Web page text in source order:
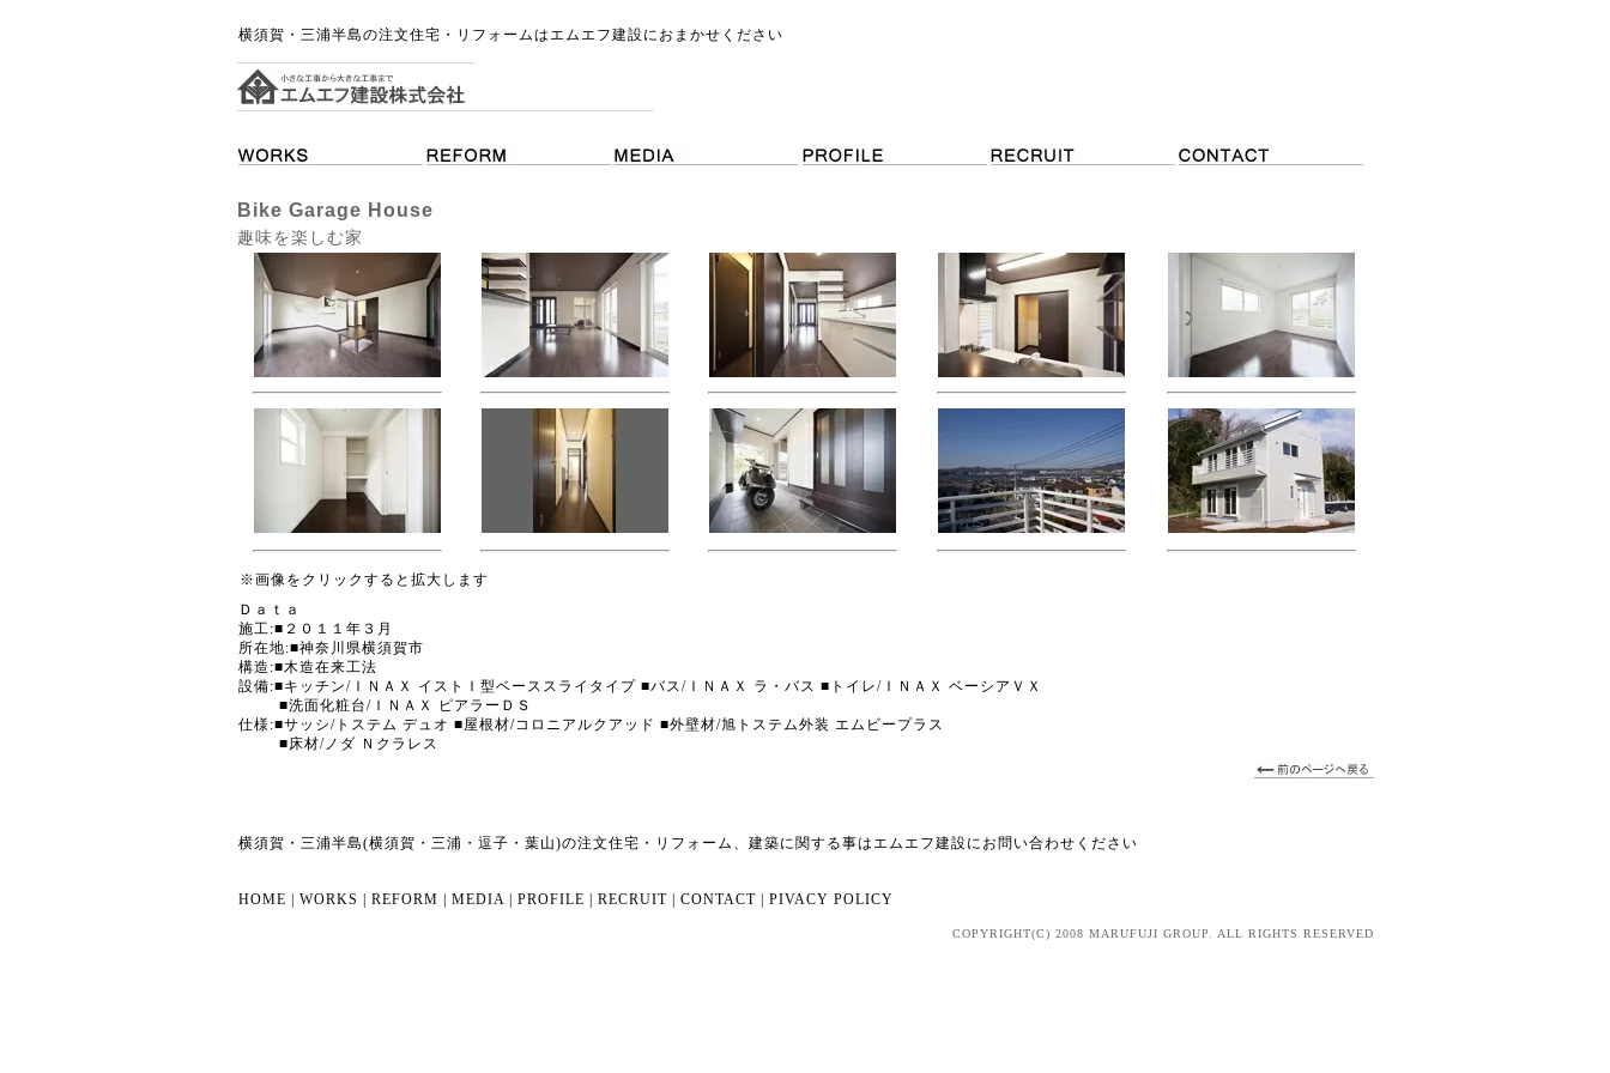
横須賀・三浦半島の注文住宅・リフォームはエムエフ建設におまかせください
Bike Garage House
趣味を楽しむ家
※画像をクリックすると拡大します
Ｄａｔａ
施工:■２０１１年３月
所在地:■神奈川県横須賀市
構造:■木造在来工法
設備:■キッチン/ＩＮＡＸ イストＩ型ベーススライタイプ ■バス/ＩＮＡＸ ラ・バス ■トイレ/ＩＮＡＸ ベーシアＶＸ
■洗面化粧台/ＩＮＡＸ ピアラーＤＳ
仕様:■サッシ/トステム デュオ ■屋根材/コロニアルクアッド ■外壁材/旭トステム外装 エムビープラス
■床材/ノダ Ｎクラレス
横須賀・三浦半島(横須賀・三浦・逗子・葉山)の注文住宅・リフォーム、建築に関する事はエムエフ建設にお問い合わせください
HOME WORKS REFORM MEDIA PROFILE RECRUIT CONTACT PIVACY POLICY
COPYRIGHT(C) 2008 MARUFUJI GROUP. ALL RIGHTS RESERVED